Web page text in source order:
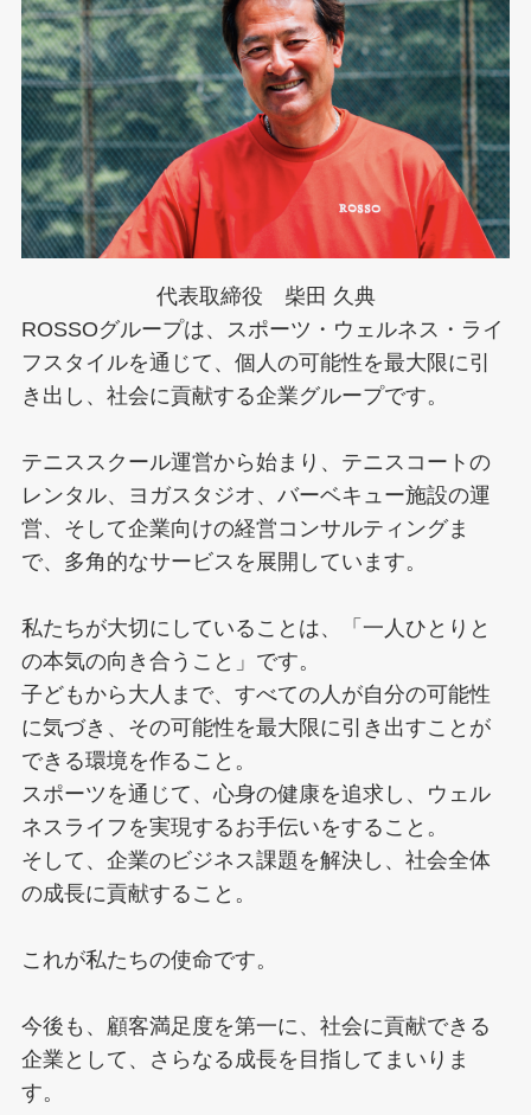
代表取締役 柴田 久典
ROSSOグループは、スポーツ・ウェルネス・ライ
フスタイルを通じて、個人の可能性を最大限に引
き出し、社会に貢献する企業グループです。
テニススクール運営から始まり、テニスコートの
レンタル、ヨガスタジオ、バーベキュー施設の運
営、そして企業向けの経営コンサルティングま
で、多角的なサービスを展開しています。
私たちが大切にしていることは、「一人ひとりと
の本気の向き合うこと」です。
子どもから大人まで、すべての人が自分の可能性
に気づき、その可能性を最大限に引き出すことが
できる環境を作ること。
スポーツを通じて、心身の健康を追求し、ウェル
ネスライフを実現するお手伝いをすること。
そして、企業のビジネス課題を解決し、社会全体
の成長に貢献すること。
これが私たちの使命です。
今後も、顧客満足度を第一に、社会に貢献できる
企業として、さらなる成長を目指してまいりま
す。